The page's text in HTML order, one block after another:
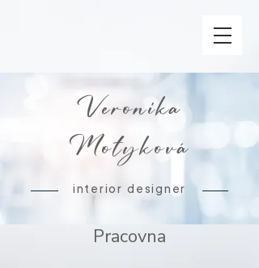
Veronika
Motyková
interior designer
Pracovna